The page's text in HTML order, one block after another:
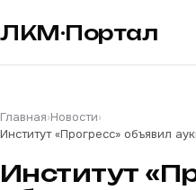
ЛКМ·Портал
Главная›Новости›
Институт «Прогресс» объявил
Институт